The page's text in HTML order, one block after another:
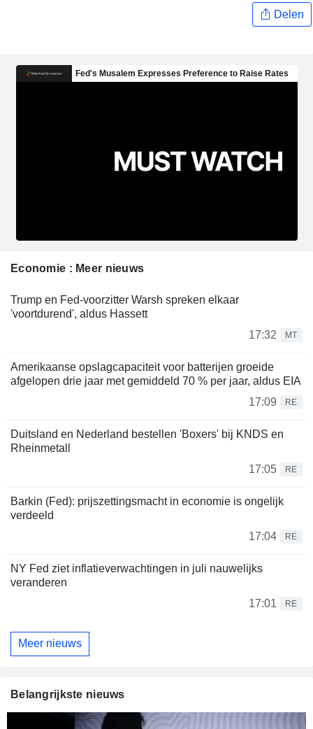
Delen
Economie : Meer nieuws
Trump en Fed-voorzitter Warsh spreken elkaar
'voortdurend', aldus Hassett
17:32
MT
Amerikaanse opslagcapaciteit voor batterijen groeide
afgelopen drie jaar met gemiddeld 70 % per jaar, aldus EIA
17:09
RE
Duitsland en Nederland bestellen 'Boxers' bij KNDS en
Rheinmetall
17:05
RE
Barkin (Fed): prijszettingsmacht in economie is ongelijk
verdeeld
17:04
RE
NY Fed ziet inflatieverwachtingen in juli nauwelijks
veranderen
17:01
RE
Meer nieuws
Belangrijkste nieuws